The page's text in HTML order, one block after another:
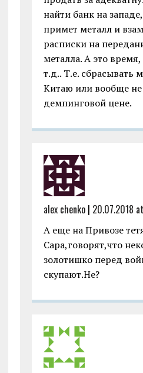
найти банк на
примет металл и
расписки на
металла. А это
т.д.. Т.е. сбрасывать
Китаю или вообще
демпинговой цене.
alex chenko| 20.07.2018
А еще на Привозе
Сара,говорят,что
золотишко перед
скупают.Не?